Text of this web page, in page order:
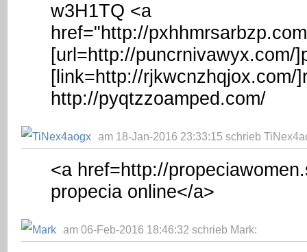
w3H1TQ <a
href="http://
[url=http://puncrnivawyx.com/
[link=http://rjkwcnzhqjox.com/
http://pyqtzzoamped.com/
am 18-Jan-2016 23:33:15 schrieb
<a href=http://
propecia online</a>
am 06-Feb-2016 18:46:32 schrieb Mark: